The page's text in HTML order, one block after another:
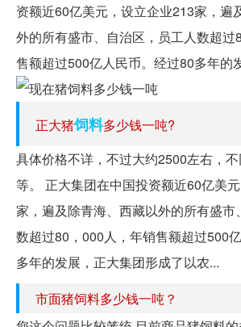
资额近60亿美元，设立企业213家，遍
外的所有盛市、自治区，员工人数超过
售额超过500亿人民币。经过80多年的
正大猪饲料多少钱一吨?
具体价格不详，不过大约2500左右，
等。 正大集团在中国投资额近60亿美
家，遍及除青海、西藏以外的所有盛市
数超过80，000人，年销售额超过500
多年的发展，正大集团形成了以农...
市面猪饲料多少钱一吨？